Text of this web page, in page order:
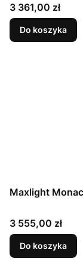
Cena
3 361,00 zł
Do koszyka
Maxlight
Cena
3 555,00 zł
Do koszyka